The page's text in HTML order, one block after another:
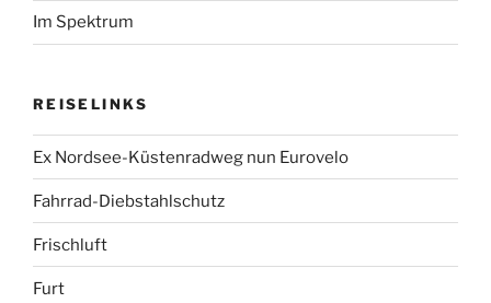
Im Spektrum
REISELINKS
Ex Nordsee-Küstenradweg nun Eurovelo
Fahrrad-Diebstahlschutz
Frischluft
Furt